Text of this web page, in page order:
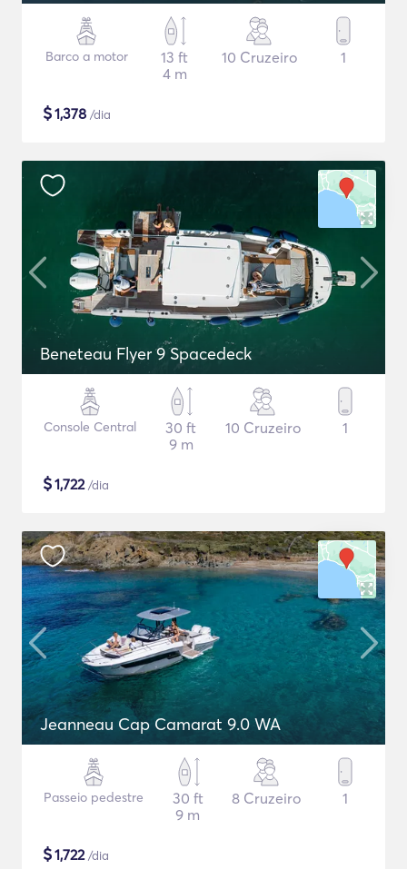
Barco a motor
13 ft
4 m
10 Cruzeiro 1
$1,378 /dia
Beneteau Flyer 9 Spacedeck
Console Central
30 ft
9 m
10 Cruzeiro 1
$1,722/dia
Jeanneau Cap Camarat 9.0 WA
Passeio pedestre
30 ft
9 m
8 Cruzeiro 1
$1,722/dia